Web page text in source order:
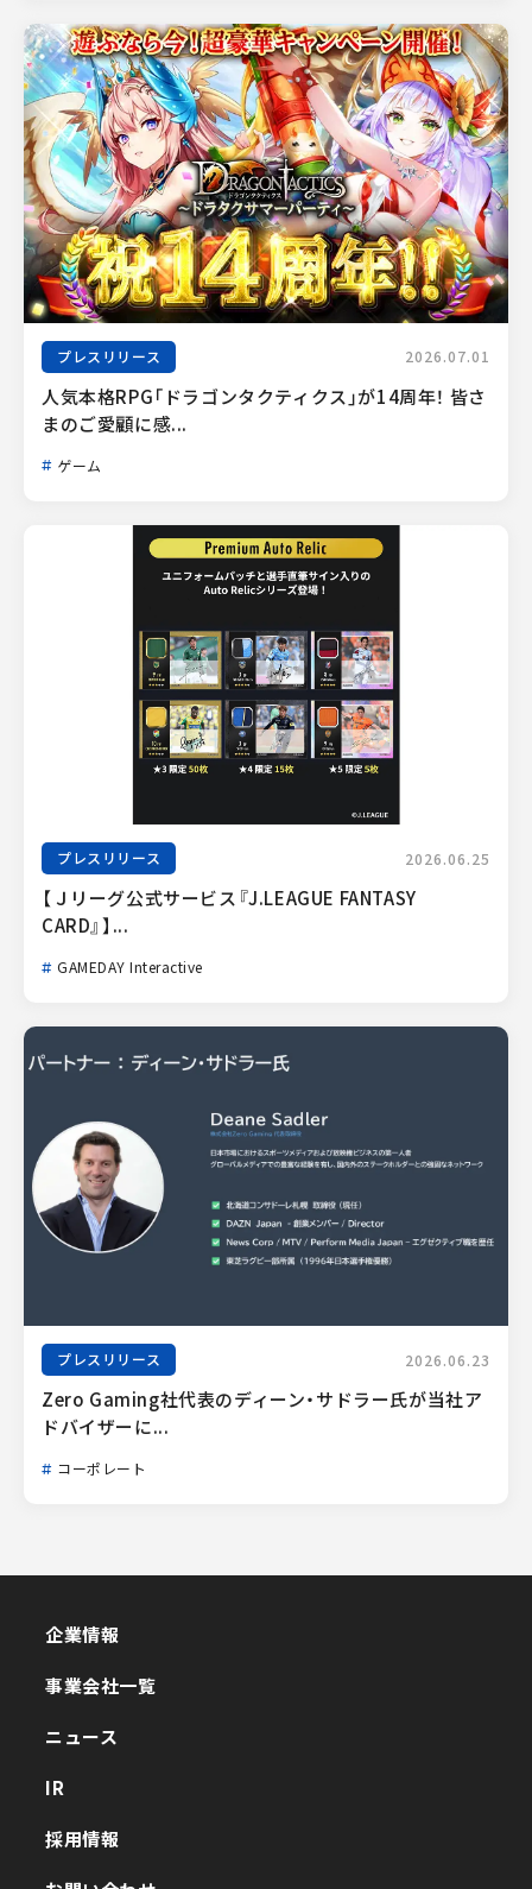
プレスリリース 2026.07.01
人気本格RPG「ドラゴンタクティクス」が14周年！ 皆さ
まのご愛顧に感...
ゲーム
プレスリリース 2026.06.25
【Ｊリーグ公式サービス『J.LEAGUE FANTASY
CARD』】...
GAMEDAY Interactive
プレスリリース 2026.06.23
Zero Gaming社代表のディーン・サドラー氏が当社ア
ドバイザーに...
コーポレート
企業情報
事業会社一覧
ニュース
IR
採用情報